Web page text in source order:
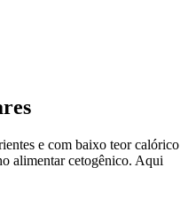
e com baixo teor calórico
alimentar cetogênico. Aqui